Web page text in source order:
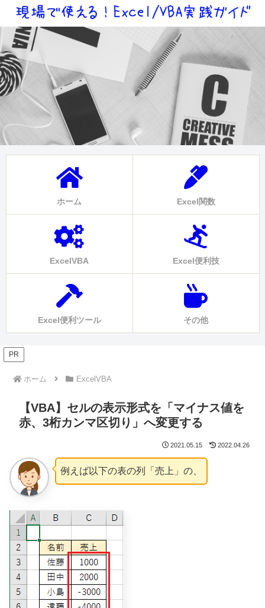
ホーム Excel関数
ExcelVBA Excel便利技
Excel便利ツール その他
PR
ホーム ExcelVBA
【VBA】セルの表示形式を「マイナス値を
赤、3桁カンマ区切り」へ変更する
2021.05.15 2022.04.26
例えば以下の表の列「売上」の、